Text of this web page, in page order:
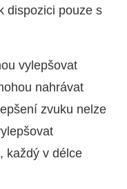
dispozici pouze s
vylepšovat
nahrávat
zvuku nelze
každý v délce